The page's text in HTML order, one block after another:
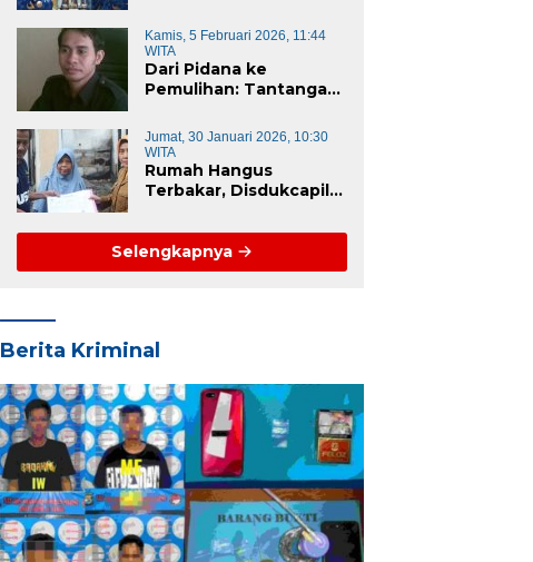
Berkelanjutan untuk
Mewujudkan “Mamuju
Keren”
Kamis, 5 Februari 2026, 11:44
WITA
Dari Pidana ke
Pemulihan: Tantangan
Kecamatan di Era KUHP
Baru
Jumat, 30 Januari 2026, 10:30
WITA
Rumah Hangus
Terbakar, Disdukcapil
Langsung Lapangan
Pulihkan Dokumen
Korban
Selengkapnya
Berita Kriminal